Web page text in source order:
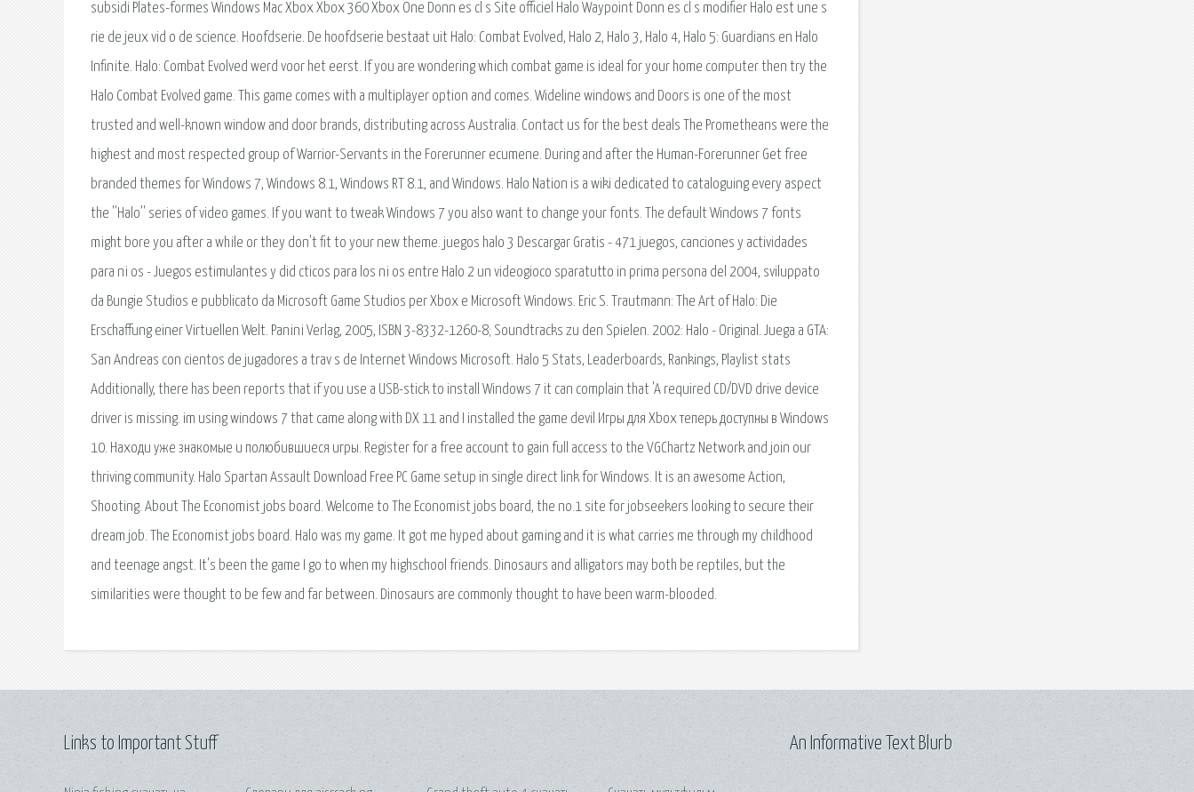
subsidi Plates-formes Windows Mac Xbox Xbox 360 Xbox One Donn es cl s Site officiel Halo Waypoint Donn es cl s modifier Halo est une s
rie de jeux vid o de science. Hoofdserie. De hoofdserie bestaat uit Halo: Combat Evolved, Halo 2, Halo 3, Halo 4, Halo 5: Guardians en Halo
Infinite. Halo: Combat Evolved werd voor het eerst. If you are wondering which combat game is ideal for your home computer then try the
Halo Combat Evolved game. This game comes with a multiplayer option and comes. Wideline windows and Doors is one of the most
trusted and well-known window and door brands, distributing across Australia. Contact us for the best deals The Prometheans were the
highest and most respected group of Warrior-Servants in the Forerunner ecumene. During and after the Human-Forerunner Get free
branded themes for Windows 7, Windows 8.1, Windows RT 8.1, and Windows. Halo Nation is a wiki dedicated to cataloguing every aspect
the ''Halo'' series of video games. If you want to tweak Windows 7 you also want to change your fonts. The default Windows 7 fonts
might bore you after a while or they don't fit to your new theme. juegos halo 3 Descargar Gratis - 471 juegos, canciones y actividades
para ni os - Juegos estimulantes y did cticos para los ni os entre Halo 2 un videogioco sparatutto in prima persona del 2004, sviluppato
da Bungie Studios e pubblicato da Microsoft Game Studios per Xbox e Microsoft Windows. Eric S. Trautmann: The Art of Halo: Die
Erschaffung einer Virtuellen Welt. Panini Verlag, 2005, ISBN 3-8332-1260-8; Soundtracks zu den Spielen. 2002: Halo - Original. Juega a GTA:
San Andreas con cientos de jugadores a trav s de Internet Windows Microsoft. Halo 5 Stats, Leaderboards, Rankings, Playlist stats
Additionally, there has been reports that if you use a USB-stick to install Windows 7 it can complain that 'A required CD/DVD drive device
driver is missing. im using windows 7 that came along with DX 11 and I installed the game devil Игры для Xbox теперь доступны в Windows
10. Находи уже знакомые и полюбившиеся игры. Register for a free account to gain full access to the VGChartz Network and join our
thriving community. Halo Spartan Assault Download Free PC Game setup in single direct link for Windows. It is an awesome Action,
Shooting. About The Economist jobs board. Welcome to The Economist jobs board, the no.1 site for jobseekers looking to secure their
dream job. The Economist jobs board. Halo was my game. It got me hyped about gaming and it is what carries me through my childhood
and teenage angst. It's been the game I go to when my highschool friends. Dinosaurs and alligators may both be reptiles, but the
similarities were thought to be few and far between. Dinosaurs are commonly thought to have been warm-blooded.
Links to Important Stuff An Informative Text Blurb